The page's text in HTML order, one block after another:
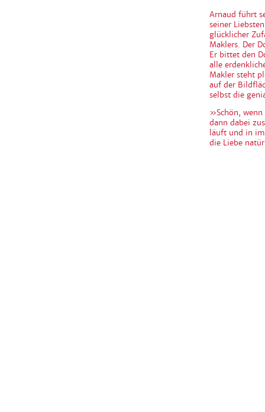
Arnaud führt
seiner
glücklicher
Maklers. Der
Er bittet den
alle
Makler steht
auf der
selbst die
»Schön,
dann dabei
läuft und in
die Liebe